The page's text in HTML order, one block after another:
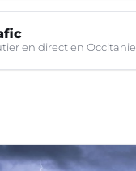
en direct en Occitanie